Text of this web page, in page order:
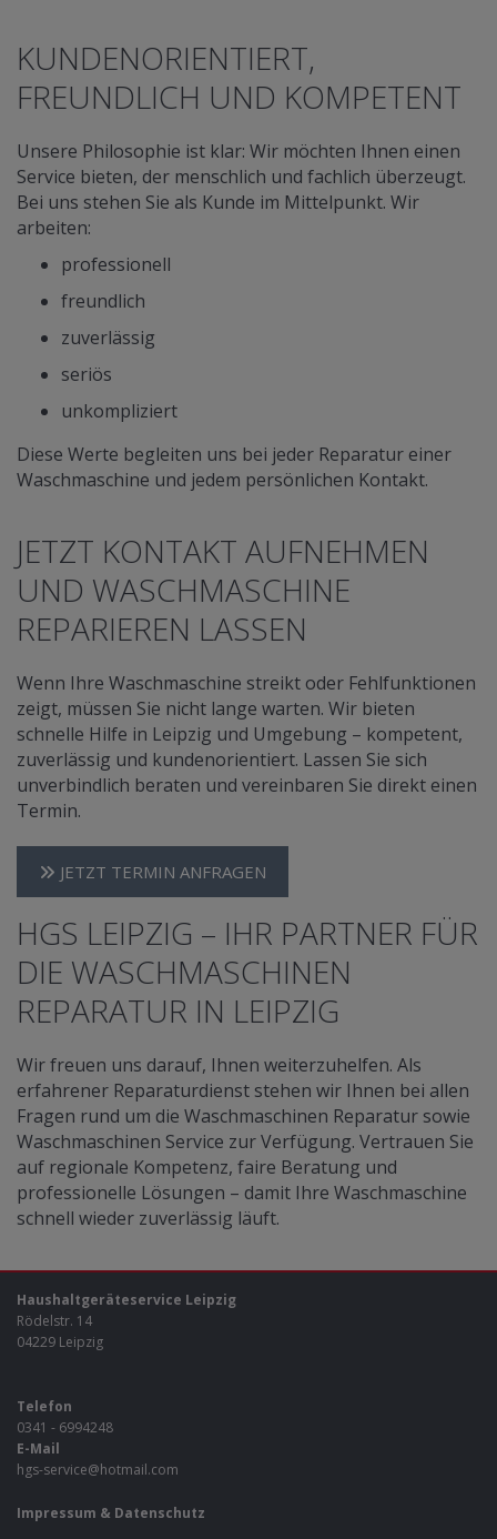
KUNDENORIENTIERT,
FREUNDLICH UND KOMPETENT
Unsere Philosophie ist klar: Wir möchten Ihnen einen
Service bieten, der menschlich und fachlich überzeugt.
Bei uns stehen Sie als Kunde im Mittelpunkt. Wir
arbeiten:
professionell
freundlich
zuverlässig
seriös
unkompliziert
Diese Werte begleiten uns bei jeder Reparatur einer
Waschmaschine und jedem persönlichen Kontakt.
JETZT KONTAKT AUFNEHMEN
UND WASCHMASCHINE
REPARIEREN LASSEN
Wenn Ihre Waschmaschine streikt oder Fehlfunktionen
zeigt, müssen Sie nicht lange warten. Wir bieten
schnelle Hilfe in Leipzig und Umgebung – kompetent,
zuverlässig und kundenorientiert. Lassen Sie sich
unverbindlich beraten und vereinbaren Sie direkt einen
Termin.
JETZT TERMIN ANFRAGEN
HGS LEIPZIG – IHR PARTNER FÜR
DIE WASCHMASCHINEN
REPARATUR IN LEIPZIG
Wir freuen uns darauf, Ihnen weiterzuhelfen. Als
erfahrener Reparaturdienst stehen wir Ihnen bei allen
Fragen rund um die Waschmaschinen Reparatur sowie
Waschmaschinen Service zur Verfügung. Vertrauen Sie
auf regionale Kompetenz, faire Beratung und
professionelle Lösungen – damit Ihre Waschmaschine
schnell wieder zuverlässig läuft.
Haushaltgeräteservice Leipzig
Rödelstr. 14
04229 Leipzig
Telefon
0341 - 6994248
E-Mail
hgs-service@hotmail.com
Impressum & Datenschutz